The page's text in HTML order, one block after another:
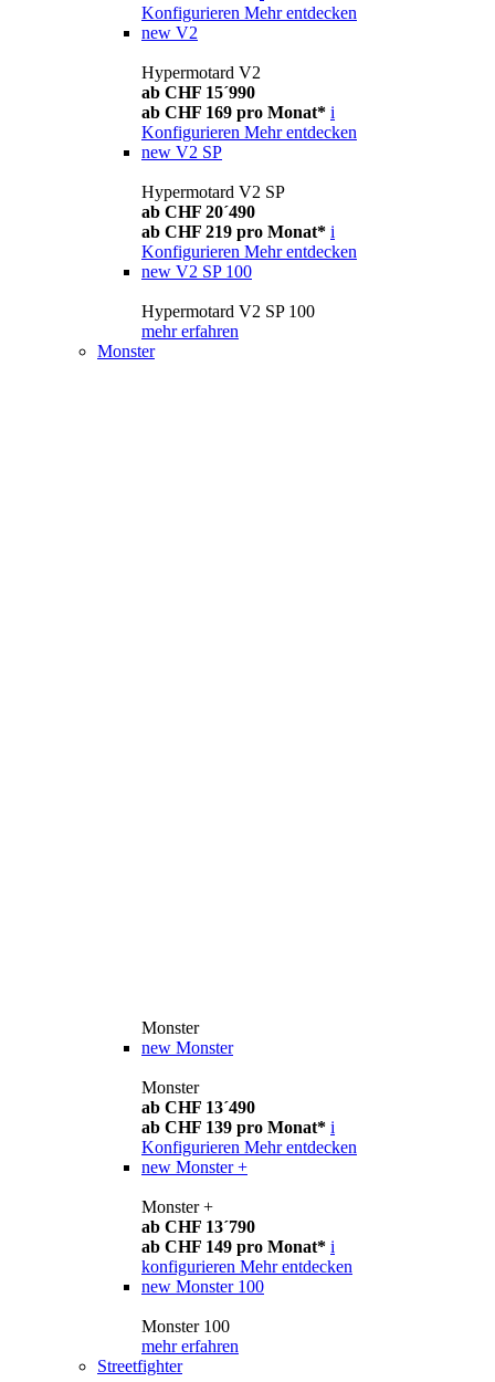
Konfigurieren Mehr entdecken
new V2
Hypermotard V2
ab CHF 15´990
ab CHF 169 pro Monat* i
Konfigurieren Mehr entdecken
new V2 SP
Hypermotard V2 SP
ab CHF 20´490
ab CHF 219 pro Monat* i
Konfigurieren Mehr entdecken
new V2 SP 100
Hypermotard V2 SP 100
mehr erfahren
Monster
Monster
new Monster
Monster
ab CHF 13´490
ab CHF 139 pro Monat* i
Konfigurieren Mehr entdecken
new Monster +
Monster +
ab CHF 13´790
ab CHF 149 pro Monat* i
konfigurieren Mehr entdecken
new Monster 100
Monster 100
mehr erfahren
Streetfighter